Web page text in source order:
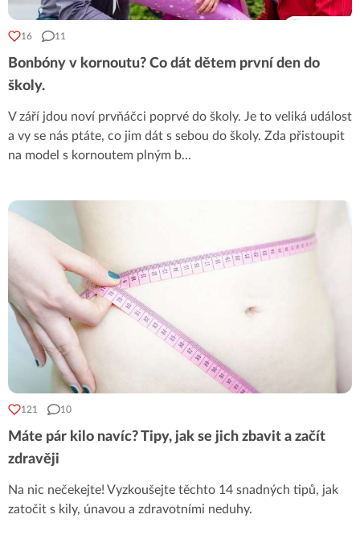
16 11
Bonbóny v kornoutu? Co dát dětem první den do
školy.
V září jdou noví prvňáčci poprvé do školy. Je to veliká událost
a vy se nás ptáte, co jim dát s sebou do školy. Zda přistoupit
na model s kornoutem plným b...
121 10
Máte pár kilo navíc? Tipy, jak se jich zbavit a začít
zdravěji
Na nic nečekejte! Vyzkoušejte těchto 14 snadných tipů, jak
zatočit s kily, únavou a zdravotními neduhy.